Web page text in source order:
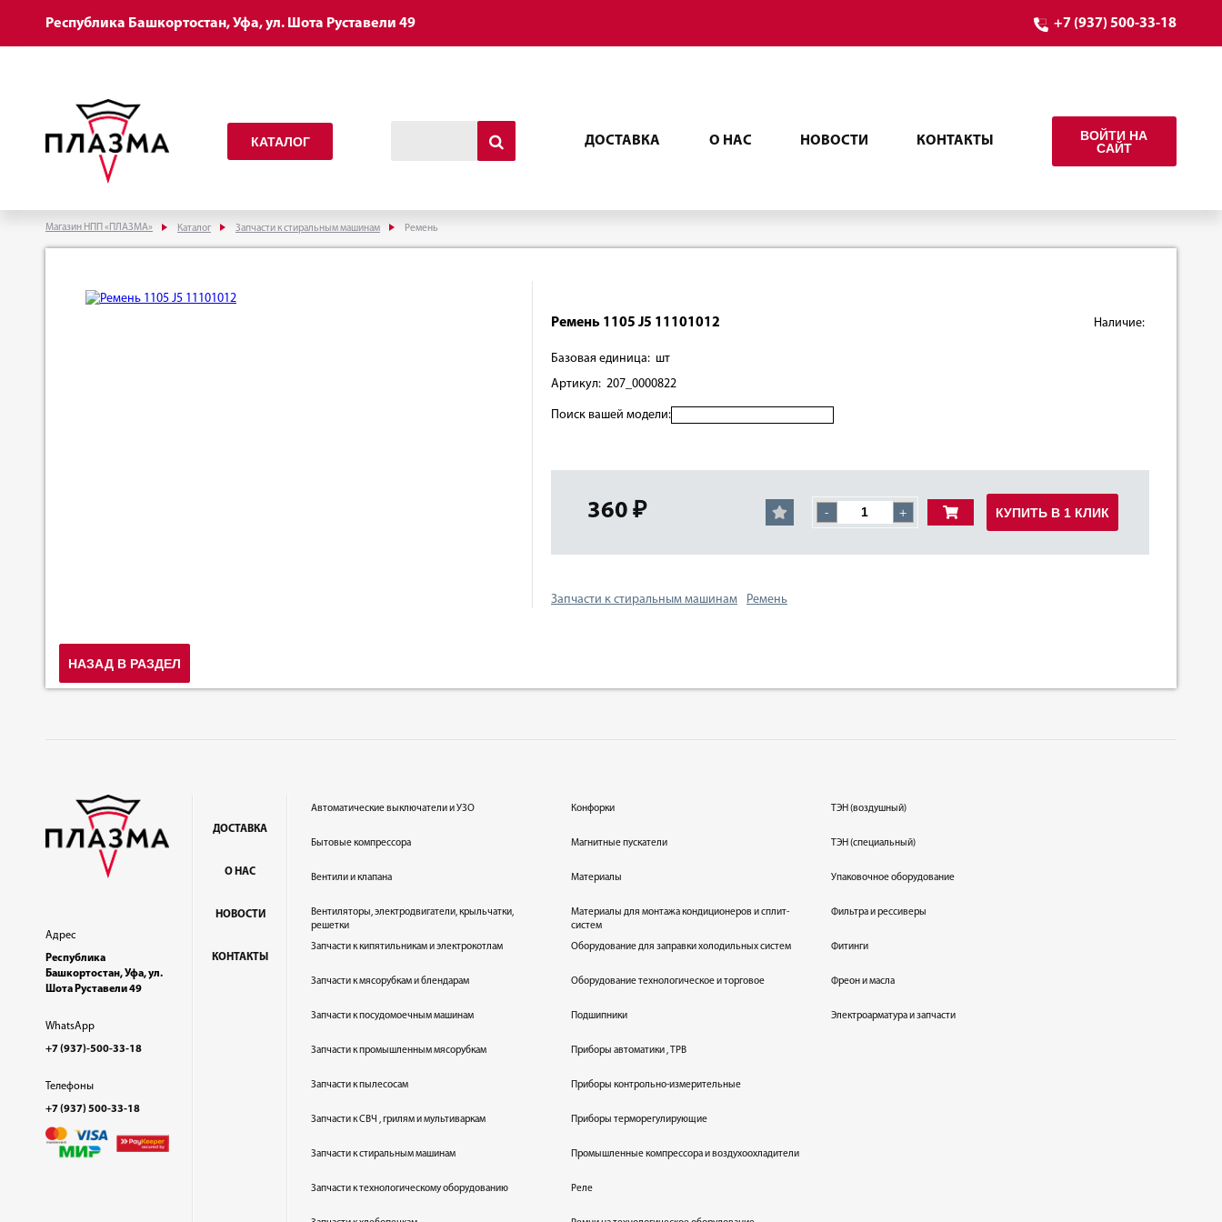
Республика Башкортостан, Уфа, ул. Шота Руставели 49 +7 (937) 500-33-18
КАТАЛОГ ДОСТАВКА О НАС НОВОСТИ КОНТАКТЫ
ВОЙТИ НА
САЙТ
Магазин НПП «ПЛАЗМА» Каталог Запчасти к стиральным машинам Ремень
Ремень 1105 J5 11101012 Наличие:
Базовая единица: шт
Артикул: 207_0000822
Поиск вашей модели:
360 ₽ - + КУПИТЬ В 1 КЛИК
Запчасти к стиральным машинам Ремень
НАЗАД В РАЗДЕЛ
Адрес
Республика
Башкортостан, Уфа, ул.
Шота Руставели 49
WhatsApp
+7 (937)-500-33-18
Телефоны
+7 (937) 500-33-18
ДОСТАВКА
О НАС
НОВОСТИ
КОНТАКТЫ
Автоматические выключатели и УЗО
Бытовые компрессора
Вентили и клапана
Вентиляторы, электродвигатели, крыльчатки,
решетки
Запчасти к кипятильникам и электрокотлам
Запчасти к мясорубкам и блендарам
Запчасти к посудомоечным машинам
Запчасти к промышленным мясорубкам
Запчасти к пылесосам
Запчасти к СВЧ , грилям и мультиваркам
Запчасти к стиральным машинам
Запчасти к технологическому оборудованию
Конфорки
Магнитные пускатели
Материалы
Материалы для монтажа кондиционеров и сплит-
систем
Оборудование для заправки холодильных систем
Оборудование технологическое и торговое
Подшипники
Приборы автоматики , ТРВ
Приборы контрольно-измерительные
Приборы терморегулирующие
Промышленные компрессора и воздухоохладители
Реле
ТЭН (воздушный)
ТЭН (специальный)
Упаковочное оборудование
Фильтра и рессиверы
Фитинги
Фреон и масла
Электроарматура и запчасти